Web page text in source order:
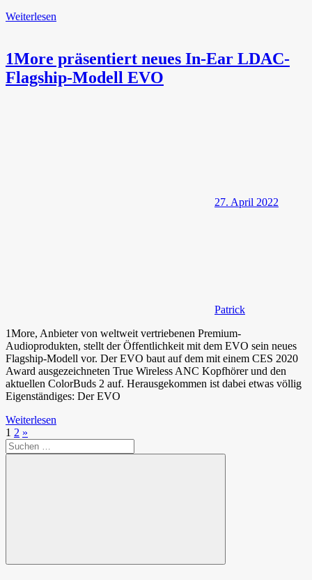
Weiterlesen
1More präsentiert neues In-Ear LDAC-
Flagship-Modell EVO
27. April 2022
Patrick
1More, Anbieter von weltweit vertriebenen Premium-
Audioprodukten, stellt der Öffentlichkeit mit dem EVO sein neues
Flagship-Modell vor. Der EVO baut auf dem mit einem CES 2020
Award ausgezeichneten True Wireless ANC Kopfhörer und den
aktuellen ColorBuds 2 auf. Herausgekommen ist dabei etwas völlig
Eigenständiges: Der EVO
Weiterlesen
Seitennummerierung
der
1 2 Nächste
Beiträge
»
Suchen
nach:
Suchen